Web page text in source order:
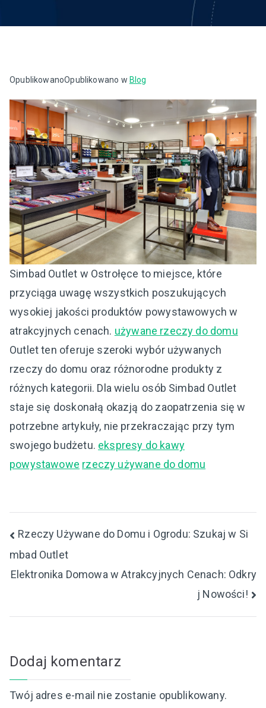
OpublikowanoOpublikowano w Blog
Simbad Outlet w Ostrołęce to miejsce, które
przyciąga uwagę wszystkich poszukujących
wysokiej jakości produktów powystawowych w
atrakcyjnych cenach. używane rzeczy do domu
Outlet ten oferuje szeroki wybór używanych
rzeczy do domu oraz różnorodne produkty z
różnych kategorii. Dla wielu osób Simbad Outlet
staje się doskonałą okazją do zaopatrzenia się w
potrzebne artykuły, nie przekraczając przy tym
swojego budżetu. ekspresy do kawy
powystawowe rzeczy używane do domu
Nawigacja
wpisu
Rzeczy Używane do Domu i Ogrodu: Szukaj w Si
mbad Outlet
Elektronika Domowa w Atrakcyjnych Cenach: Odkry
j Nowości!
Dodaj komentarz
Twój adres e-mail nie zostanie opublikowany.